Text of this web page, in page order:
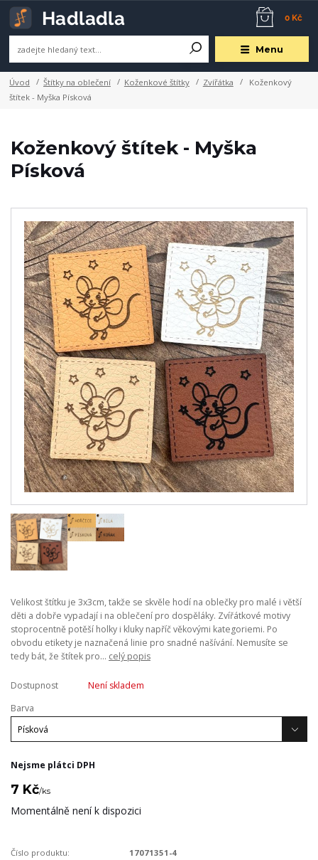
Menu
0 Kč
Úvod Štítky na oblečení Koženkové štítky Zvířátka
Koženkový
štítek - Myška Písková
Koženkový štítek - Myška
Písková
Velikost štítku je 3x3cm, takže se skvěle hodí na oblečky pro malé i větší
děti a dobře vypadají i na oblečení pro dospěláky. Zvířátkové motivy
stoprocentně potěší holky i kluky napříč věkovými kategoriemi. Po
obvodu etikety je naznačená linie pro snadné našívání. Nemusíte se
tedy bát, že štítek pro... celý popis
Dostupnost
Není skladem
Barva
Nejsme plátci DPH
7 Kč/ks
Momentálně není k dispozici
Číslo produktu:
17071351-4